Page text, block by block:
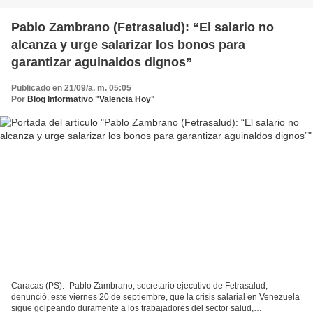
Pablo Zambrano (Fetrasalud): “El salario no
alcanza y urge salarizar los bonos para
garantizar aguinaldos dignos”
Publicado en 21/09/a. m. 05:05
Por Blog Informativo "Valencia Hoy"
Caracas (PS).- Pablo Zambrano, secretario ejecutivo de Fetrasalud,
denunció, este viernes 20 de septiembre, que la crisis salarial en Venezuela
sigue golpeando duramente a los trabajadores del sector salud,